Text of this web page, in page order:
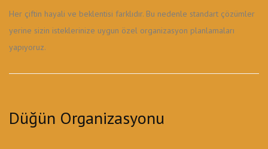
Her çiftin hayali ve beklentisi farklıdır. Bu nedenle standart çözümler
yerine sizin isteklerinize uygun özel organizasyon planlamaları
yapıyoruz.
Düğün Organizasyonu